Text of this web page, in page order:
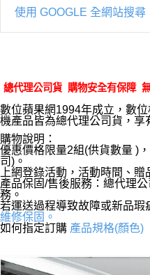
使用 GOOGLE 全網站搜尋
總代理公司貨 購物安全有保障
數位蘋果網1994年成立，數
機產品皆為總代理公司貨，享
購物說明：
優惠價格限量2組(供貨數量 )
司)。
上網登錄活動，活動時間、
產品保固/售後服務：總代理
務。
若運送過程導致故障或新品瑕
維修保固。
如何指定訂購 產品規格(顏色)